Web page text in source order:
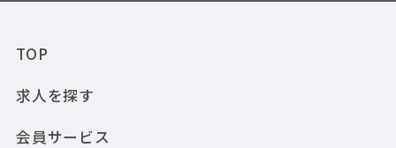
TOP
求人を探す
会員サービス